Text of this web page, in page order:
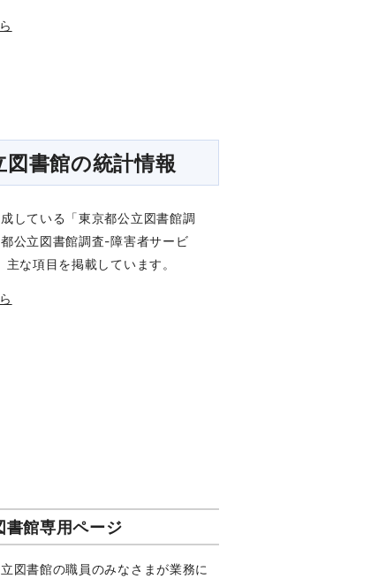
図書館の統計情報
している「東京都公立図書館調
公立図書館調査-障害者サービ
な項目を掲載しています。
書館専用ページ
図書館の職員のみなさまが業務に